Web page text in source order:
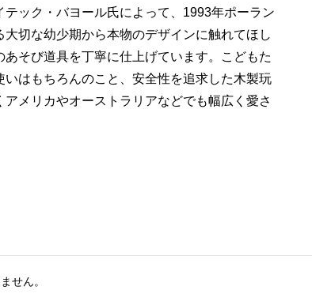
ック・バヨール氏によって、1993年ポーラン
切な幼少期から本物のデザインに触れてほし
そび道具を丁寧に仕上げています。こどもた
はもちろんのこと、安全性を追求した木製玩
メリカやオーストラリアなどでも幅広く愛さ
せん。